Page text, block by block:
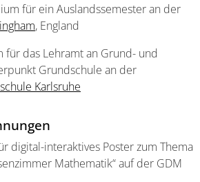
für ein Auslandssemester an der
, England
für das Lehramt an Grund- und
Grundschule an der
Karlsruhe
digital-interaktives Poster zum Thema
Mathematik“ auf der GDM